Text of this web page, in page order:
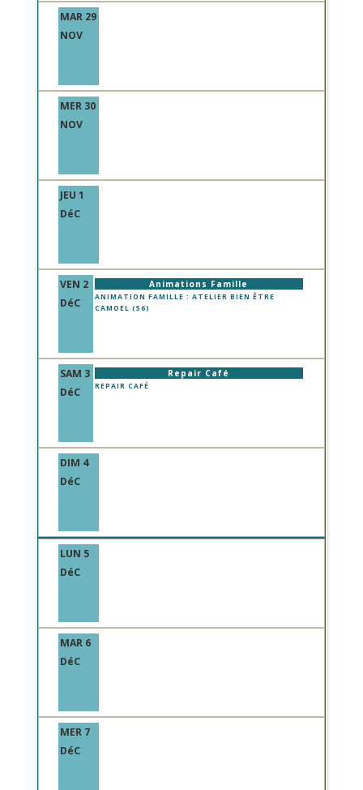
MAR 29
NOV
MER 30
NOV
JEU 1
DéC
VEN 2
DéC
Animations Famille
ANIMATION FAMILLE : ATELIER BIEN ÊTRE
CAMOEL (56)
SAM 3
DéC
Repair Café
REPAIR CAFÉ
DIM 4
DéC
LUN 5
DéC
MAR 6
DéC
MER 7
DéC